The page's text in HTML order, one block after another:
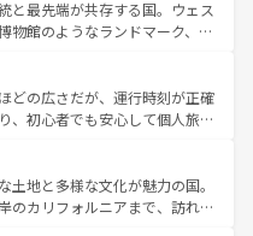
、多彩な楽しみ方が可能だ。さ
魅力が溢れており、どの街角に
ぞれで全く異なる文化を体験で
、新着のフランス情報はコンテンツ一覧
エルン州のアルプスの絶景、そ
畑といった風景は必見。ビール
ほしい。 なお、新着の
覧を参照してほしい。
と最先端が共存する国。ウェス
物館のようなランドマーク、歴
る。また、優雅なアフタヌーン
まらない英国パブ、サッカー観
きる体験も豊富。イギリスを旅
どの広さだが、運行時刻が正確
、初心者でも安心して個人旅行
、スイスならではのユニークな
光だけでなく町歩きも満喫する
が高いため物価も高いが、旅行
土地と多様な文化が魅力の国。
のカリフォルニアまで、訪れる